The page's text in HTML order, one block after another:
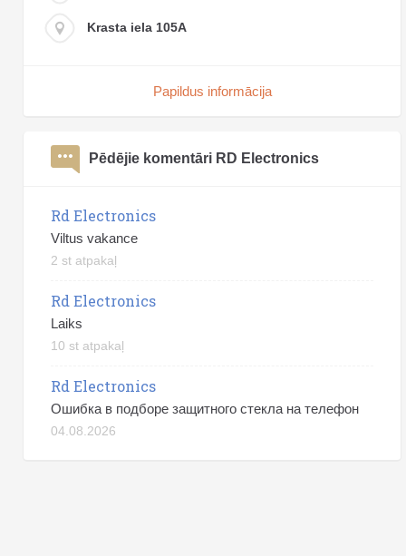
Krasta iela 105A
Papildus informācija
Pēdējie komentāri RD Electronics
Rd Electronics
Viltus vakance
2 st atpakaļ
Rd Electronics
Laiks
10 st atpakaļ
Rd Electronics
Ошибка в подборе защитного стекла на телефон
04.08.2026